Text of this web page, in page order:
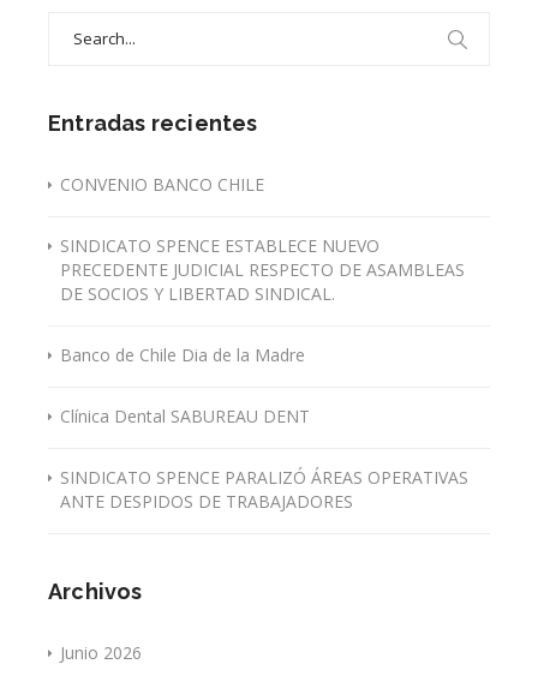
Entradas recientes
CONVENIO BANCO CHILE
SINDICATO SPENCE ESTABLECE NUEVO
PRECEDENTE JUDICIAL RESPECTO DE ASAMBLEAS
DE SOCIOS Y LIBERTAD SINDICAL.
Banco de Chile Dia de la Madre
Clínica Dental SABUREAU DENT
SINDICATO SPENCE PARALIZÓ ÁREAS OPERATIVAS
ANTE DESPIDOS DE TRABAJADORES
Archivos
Junio 2026